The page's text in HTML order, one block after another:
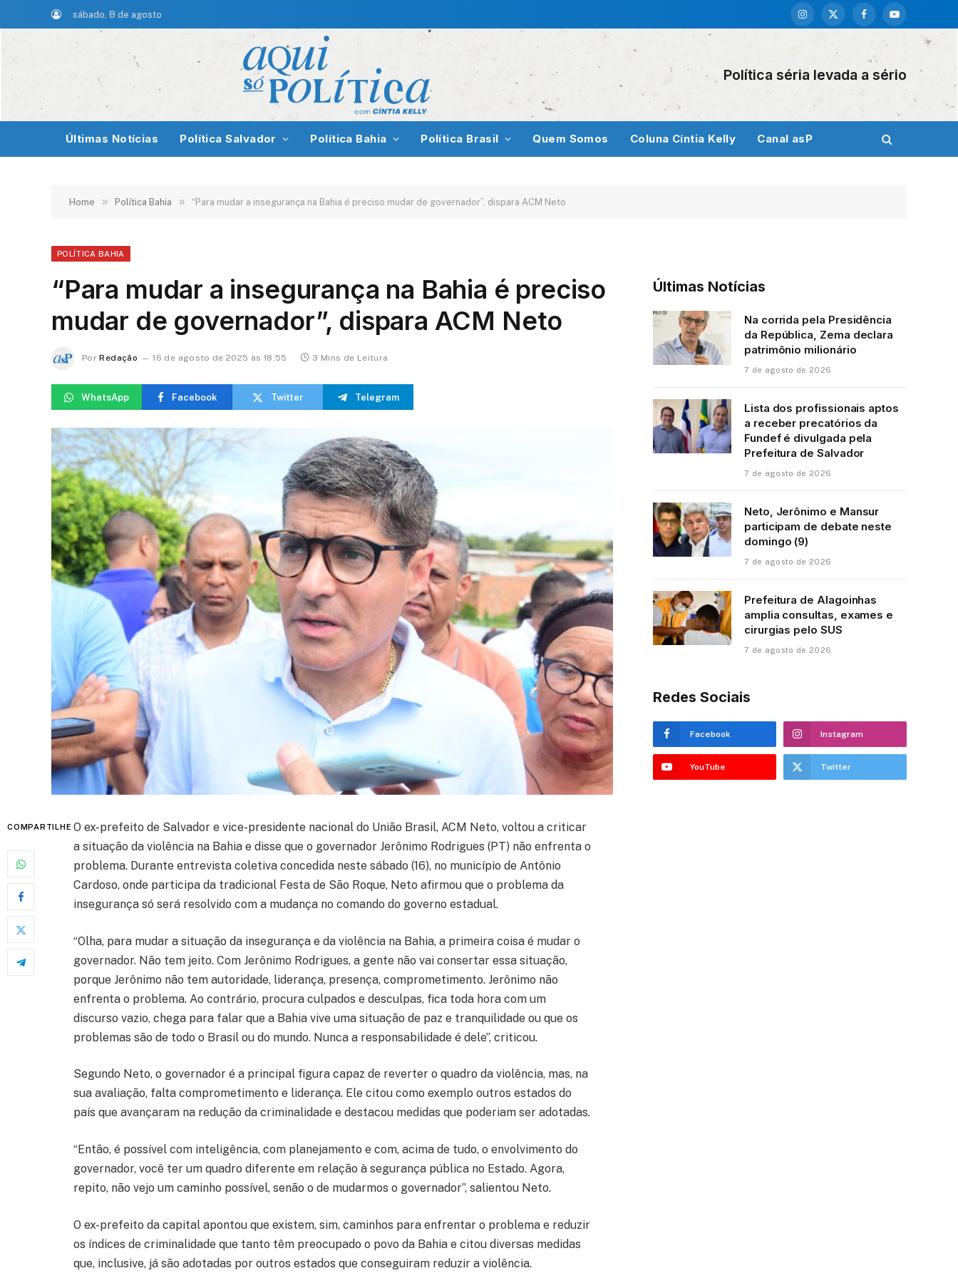
sábado, 8 de agosto
Instagram
X
FacebookYouTube
Política séria levada a sério
Últimas Notícias Política Salvador Política Bahia Política Brasil Quem Somos Coluna Cíntia Kelly Canal asP
Home » Política Bahia » “Para mudar a insegurança na Bahia é preciso mudar de governador”, dispara ACM Neto
POLÍTICA BAHIA
“Para mudar a insegurança na Bahia é preciso
mudar de governador”, dispara ACM Neto
Por Redação 16 de agosto de 2025 às 18:55 3 Mins de Leitura
WhatsApp Facebook Twitter Telegram
COMPARTILHE O ex-prefeito de Salvador e vice-presidente nacional do União Brasil, ACM Neto, voltou a criticar
a situação da violência na Bahia e disse que o governador Jerônimo Rodrigues (PT) não enfrenta o
problema. Durante entrevista coletiva concedida neste sábado (16), no município de Antônio
Cardoso, onde participa da tradicional Festa de São Roque, Neto afirmou que o problema da
insegurança só será resolvido com a mudança no comando do governo estadual.
“Olha, para mudar a situação da insegurança e da violência na Bahia, a primeira coisa é mudar o
governador. Não tem jeito. Com Jerônimo Rodrigues, a gente não vai consertar essa situação,
porque Jerônimo não tem autoridade, liderança, presença, comprometimento. Jerônimo não
enfrenta o problema. Ao contrário, procura culpados e desculpas, fica toda hora com um
discurso vazio, chega para falar que a Bahia vive uma situação de paz e tranquilidade ou que os
problemas são de todo o Brasil ou do mundo. Nunca a responsabilidade é dele”, criticou.
Segundo Neto, o governador é a principal figura capaz de reverter o quadro da violência, mas, na
sua avaliação, falta comprometimento e liderança. Ele citou como exemplo outros estados do
país que avançaram na redução da criminalidade e destacou medidas que poderiam ser adotadas.
“Então, é possível com inteligência, com planejamento e com, acima de tudo, o envolvimento do
governador, você ter um quadro diferente em relação à segurança pública no Estado. Agora,
repito, não vejo um caminho possível, senão o de mudarmos o governador”, salientou Neto.
O ex-prefeito da capital apontou que existem, sim, caminhos para enfrentar o problema e reduzir
os índices de criminalidade que tanto têm preocupado o povo da Bahia e citou diversas medidas
que, inclusive, já são adotadas por outros estados que conseguiram reduzir a violência.
Últimas Notícias
Na corrida pela Presidência
da República, Zema declara
patrimônio milionário
7 de agosto de 2026
Lista dos profissionais aptos
a receber precatórios da
Fundef é divulgada pela
Prefeitura de Salvador
7 de agosto de 2026
Neto, Jerônimo e Mansur
participam de debate neste
domingo (9)
7 de agosto de 2026
Prefeitura de Alagoinhas
amplia consultas, exames e
cirurgias pelo SUS
7 de agosto de 2026
Redes Sociais
Facebook Instagram
YouTube Twitter